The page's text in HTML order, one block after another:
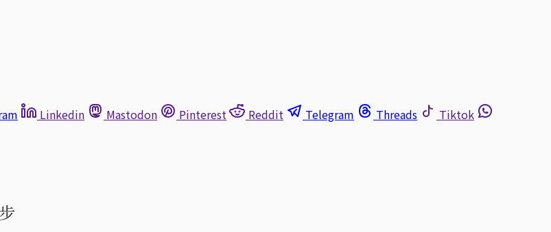
Linkedin Mastodon Pinterest Reddit Telegram Threads
Tiktok